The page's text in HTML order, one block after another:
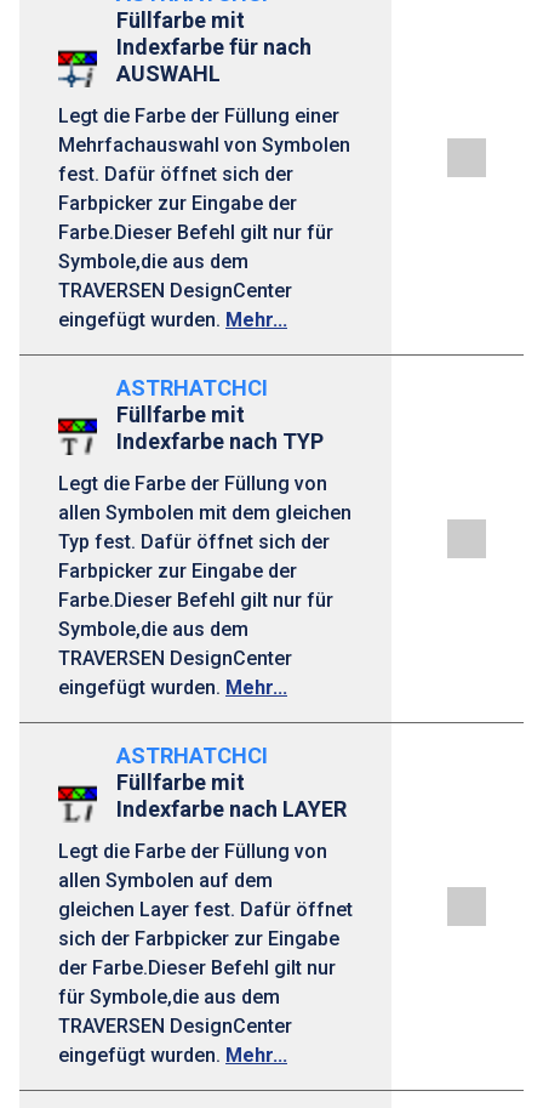
Füllfarbe mit
Indexfarbe für nach
AUSWAHL
Legt die Farbe der Füllung einer
Mehrfachauswahl von Symbolen
fest. Dafür öffnet sich der
Farbpicker zur Eingabe der
Farbe.Dieser Befehl gilt nur für
Symbole,die aus dem
TRAVERSEN DesignCenter
eingefügt wurden. Mehr...
ASTRHATCHCI
Füllfarbe mit
Indexfarbe nach TYP
Legt die Farbe der Füllung von
allen Symbolen mit dem gleichen
Typ fest. Dafür öffnet sich der
Farbpicker zur Eingabe der
Farbe.Dieser Befehl gilt nur für
Symbole,die aus dem
TRAVERSEN DesignCenter
eingefügt wurden. Mehr...
ASTRHATCHCI
Füllfarbe mit
Indexfarbe nach LAYER
Legt die Farbe der Füllung von
allen Symbolen auf dem
gleichen Layer fest. Dafür öffnet
sich der Farbpicker zur Eingabe
der Farbe.Dieser Befehl gilt nur
für Symbole,die aus dem
TRAVERSEN DesignCenter
eingefügt wurden. Mehr...